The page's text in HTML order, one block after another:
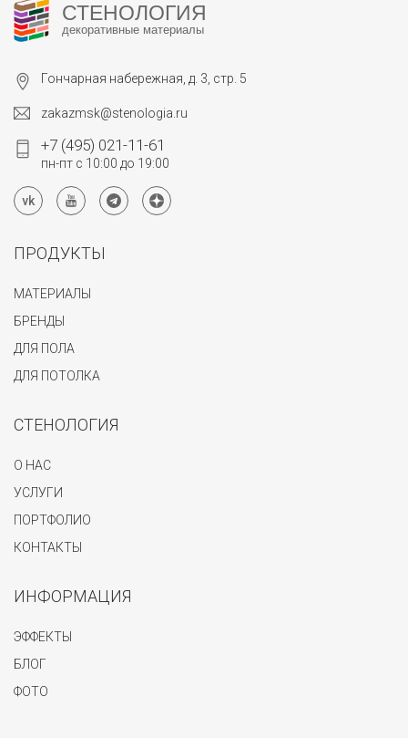
СТЕНОЛОГИЯ
декоративные материалы
Гончарная набережная, д. 3, стр. 5
zakazmsk@stenologia.ru
+7 (495) 021-11-61
пн-пт с 10:00 до 19:00
ПРОДУКТЫ
МАТЕРИАЛЫ
БРЕНДЫ
ДЛЯ ПОЛА
ДЛЯ ПОТОЛКА
СТЕНОЛОГИЯ
О НАС
УСЛУГИ
ПОРТФОЛИО
КОНТАКТЫ
ИНФОРМАЦИЯ
ЭФФЕКТЫ
БЛОГ
ФОТО